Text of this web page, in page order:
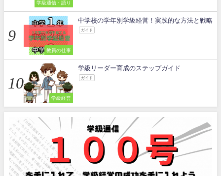
学級通信・語り
教員の仕事
中学校の学年別学級経営！実践的な方法と戦略
ガイド
学級経営
学級リーダー育成のステップガイド
ガイド